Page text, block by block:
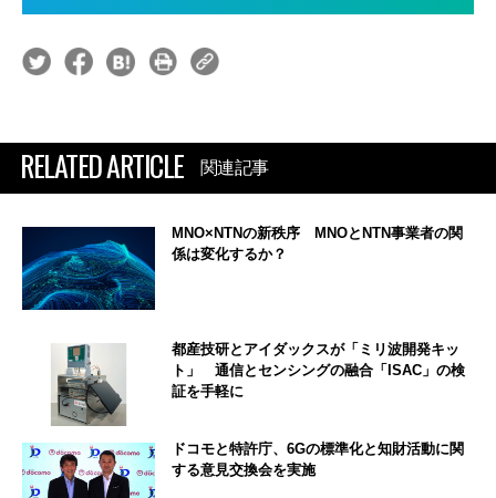
RELATED ARTICLE 関連記事
MNO×NTNの新秩序 MNOとNTN事業者の関
係は変化するか？
都産技研とアイダックスが「ミリ波開発キッ
ト」 通信とセンシングの融合「ISAC」の検
証を手軽に
ドコモと特許庁、6Gの標準化と知財活動に関
する意見交換会を実施